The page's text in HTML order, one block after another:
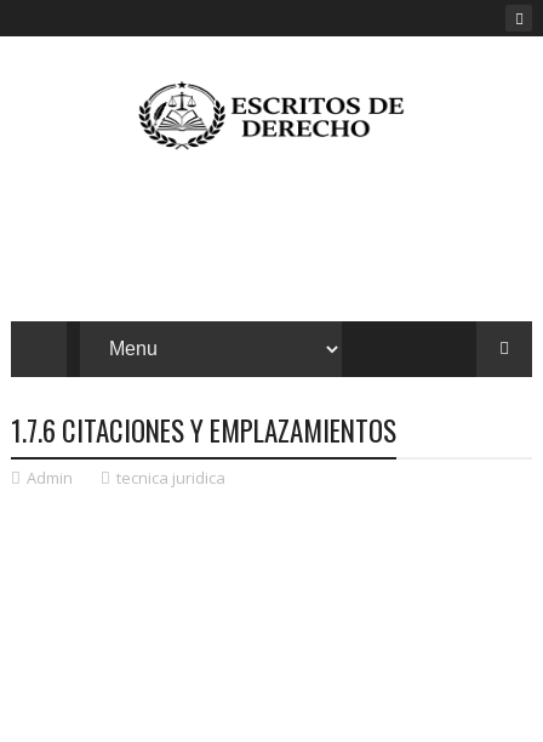
1.7.6 CITACIONES Y EMPLAZAMIENTOS
Admin tecnica juridica